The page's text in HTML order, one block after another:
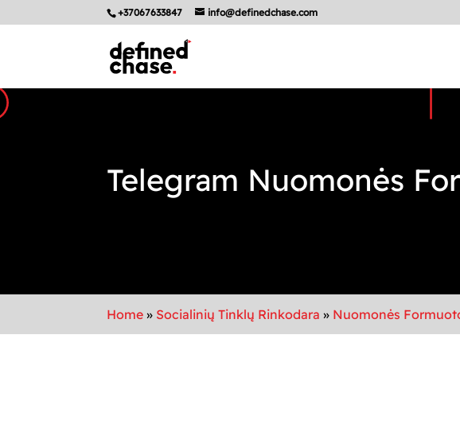
+37067633847 info@definedchase.com
Telegram Nuomonės
Home » Socialinių Tinklų Rinkodara » Nuomonės